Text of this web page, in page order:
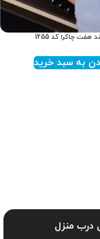
هفت چاکرا کد 1255
به سبد خرید
درب منزل